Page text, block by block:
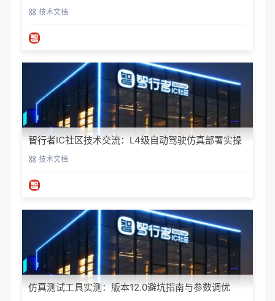
技术文档
智行者IC社区技术交流：L4级自动驾驶仿真部署实操
指南技术文档
仿真测试工具实测：版本12.0避坑指南与参数调优